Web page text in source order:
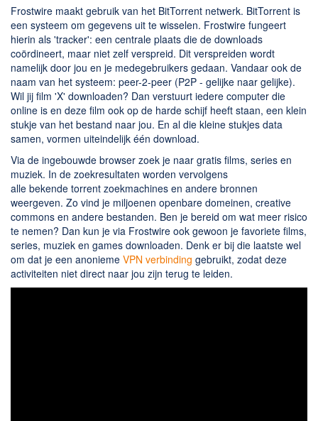
Frostwire maakt gebruik van het BitTorrent netwerk. BitTorrent is
een systeem om gegevens uit te wisselen. Frostwire fungeert
hierin als 'tracker': een centrale plaats die de downloads
coördineert, maar niet zelf verspreid. Dit verspreiden wordt
namelijk door jou en je medegebruikers gedaan. Vandaar ook de
naam van het systeem: peer-2-peer (P2P - gelijke naar gelijke).
Wil jij film 'X' downloaden? Dan verstuurt iedere computer die
online is en deze film ook op de harde schijf heeft staan, een klein
stukje van het bestand naar jou. En al die kleine stukjes data
samen, vormen uiteindelijk één download.
Via de ingebouwde browser zoek je naar gratis films, series en
muziek. In de zoekresultaten worden vervolgens
alle bekende torrent zoekmachines en andere bronnen
weergeven. Zo vind je miljoenen openbare domeinen, creative
commons en andere bestanden. Ben je bereid om wat meer risico
te nemen? Dan kun je via Frostwire ook gewoon je favoriete films,
series, muziek en games downloaden. Denk er bij die laatste wel
om dat je een anonieme VPN verbinding gebruikt, zodat deze
activiteiten niet direct naar jou zijn terug te leiden.